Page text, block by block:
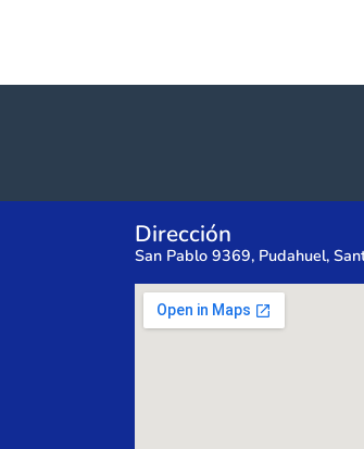
Dirección
San Pablo 9369, Pudahuel,